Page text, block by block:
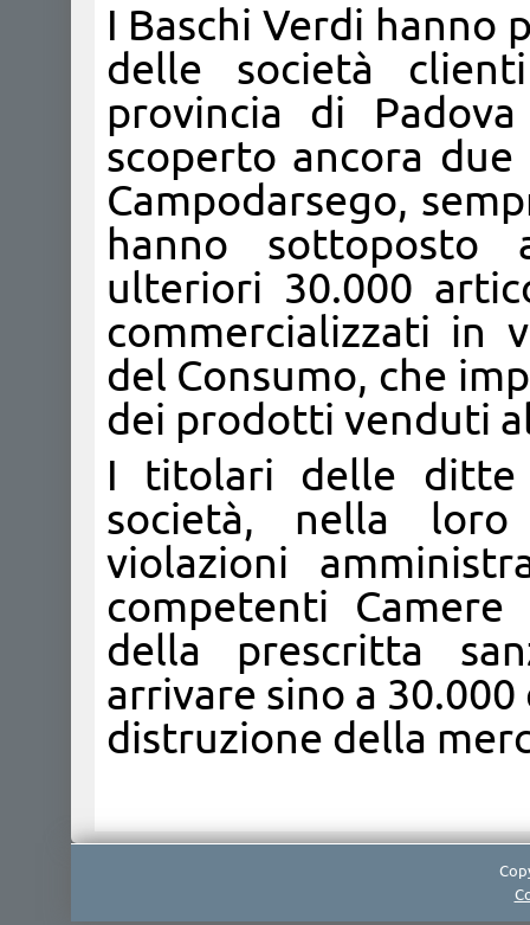
I Baschi Verdi
delle società
provincia di
scoperto ancora
Campodarsego,
hanno sottoposto
ulteriori 30.000
commercializzati in
del Consumo, che
dei prodotti venduti
I titolari delle ditte
società, nella
violazioni
competenti
della prescritta
arrivare sino a
distruzione della